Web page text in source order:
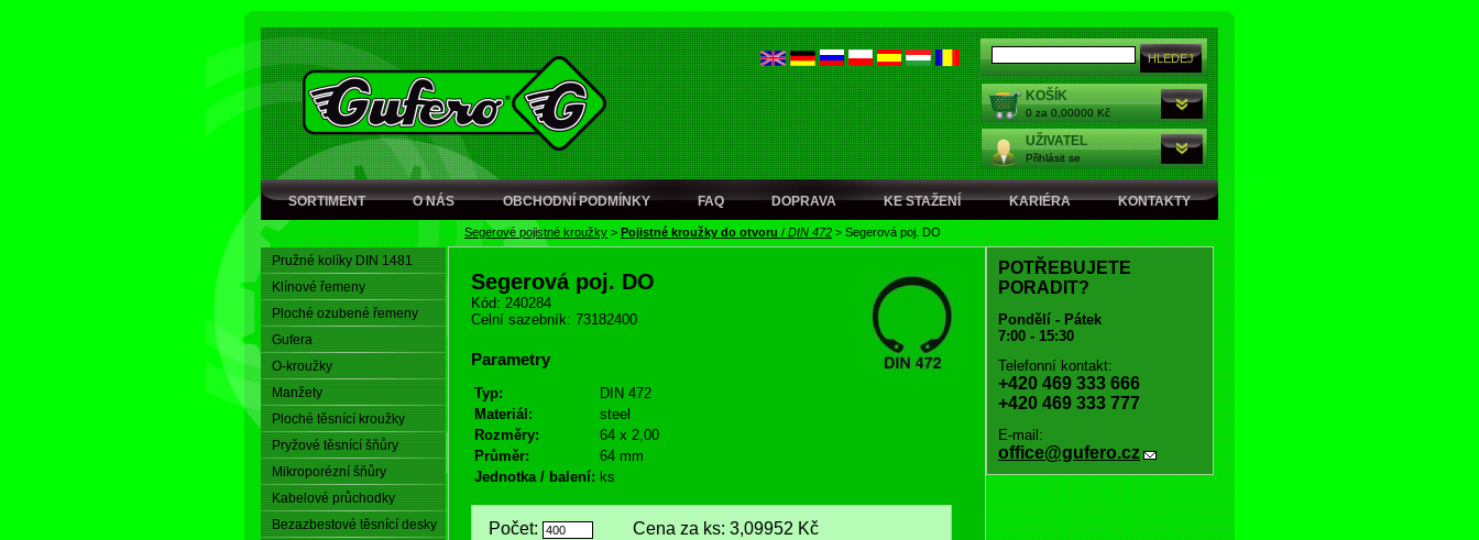
KOŠÍK
0 za 0,00000 Kč
UŽIVATEL
Přihlásit se
SORTIMENT O NÁS OBCHODNÍ PODMÍNKY FAQ DOPRAVA KE STAŽENÍ KARIÉRA KONTAKTY
Segerové pojistné kroužky > Pojistné kroužky do otvoru / DIN 472 > Segerová poj. DO
Pružné kolíky DIN 1481
Klínové řemeny
Ploché ozubené řemeny
Gufera
O-kroužky
Manžety
Ploché těsnící kroužky
Pryžové těsnící šňůry
Mikroporézní šňůry
Kabelové průchodky
Bezazbestové těsnící desky
Segerová poj. DO
Kód: 240284
Celní sazebník: 73182400
Parametry
Typ:
DIN 472
Materiál:
steel
Rozměry:
64 x 2,00
Průměr:
64 mm
Jednotka / balení: ks
Počet: Cena za ks: 3,09952 Kč
POTŘEBUJETE
PORADIT?
Pondělí - Pátek
7:00 - 15:30
Telefonní kontakt:
+420 469 333 666
+420 469 333 777
E-mail:
office@gufero.cz